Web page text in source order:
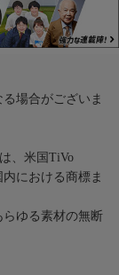
場合がございま
、米国TiVo
における商標ま
ゆる素材の無断